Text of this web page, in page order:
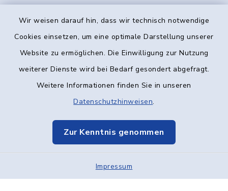
Wir weisen darauf hin, dass wir technisch notwendige
Cookies einsetzen, um eine optimale Darstellung unserer
Website zu ermöglichen. Die Einwilligung zur Nutzung
weiterer Dienste wird bei Bedarf gesondert abgefragt.
Weitere Informationen finden Sie in unseren
Datenschutzhinweisen.
Zur Kenntnis genommen
Impressum
Kontakt
Datenschutz
Elektronische Kommunikation
Sitemap